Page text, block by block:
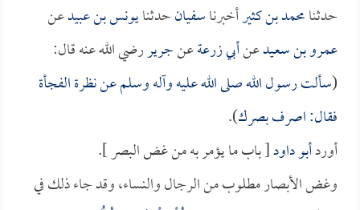
حدثنامحمد بن كثيرأخبرناسفيانحدثنايونس بن عبيدعن
عمرو بن سعيدعنأبي زرعةعنجريررضي الله عنه قال:
(سألت رسول الله صلى الله عليه وآله وسلم عن نظرة الفجأة
فقال: اصرف بصرك).
أوردأبو داود[ باب ما يؤمر به من غض البصر ].
وغض الأبصار مطلوب من الرجال والنساء، وقد جاء ذلك في